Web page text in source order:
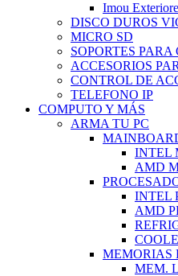
Imou
DISCO DUROS
MICRO SD
SOPORTES
ACCESORIOS
CONTROL DE
TELEFONO IP
COMPUTO Y MÁS
ARMA TU PC
INTEL
AMD
INTEL
AMD
MEMORIAS
MEM.